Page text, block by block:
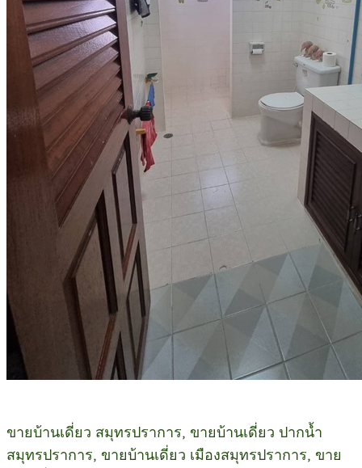
ขายบ้านเดี่ยว สมุทรปราการ, ขายบ้านเดี่ยว ปากน้ำ
สมุทรปราการ, ขายบ้านเดี่ยว เมืองสมุทรปราการ, ขาย